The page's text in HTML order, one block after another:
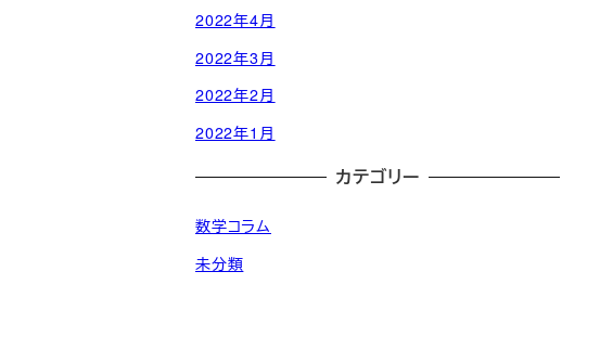
2022年4月
2022年3月
2022年2月
2022年1月
カテゴリー
数学コラム
未分類